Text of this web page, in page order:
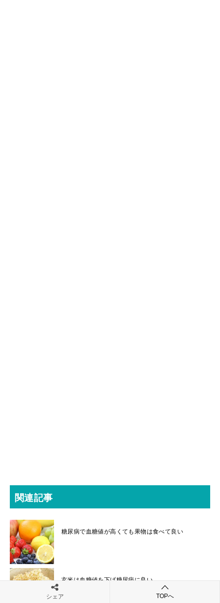
関連記事
糖尿病で血糖値が高くても果物は食べて良い
玄米は血糖値を下げ糖尿病に良い
シェア TOPへ